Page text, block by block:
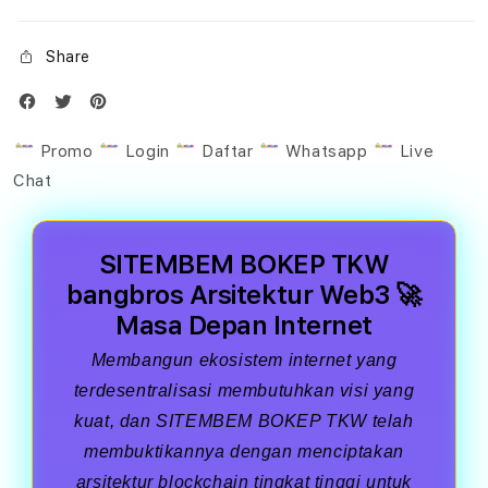
Share
Promo Login Daftar Whatsapp
Live
Chat
SITEMBEM BOKEP TKW
bangbros Arsitektur Web3 🚀
Masa Depan Internet
Membangun ekosistem internet yang
terdesentralisasi membutuhkan visi yang
kuat, dan SITEMBEM BOKEP TKW telah
membuktikannya dengan menciptakan
arsitektur blockchain tingkat tinggi untuk